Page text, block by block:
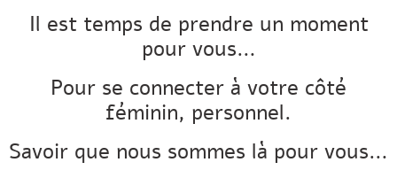
Il est temps de prendre un moment
pour vous…
Pour se connecter à votre côté
féminin, personnel.
Savoir que nous sommes là pour vous…